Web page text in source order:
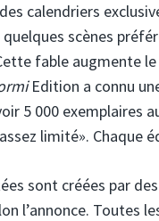
calendriers
scènes
fable augmente le
Edition a connu
5 000 exemplaires
limité». Chaque
sont créées par
l’annonce.